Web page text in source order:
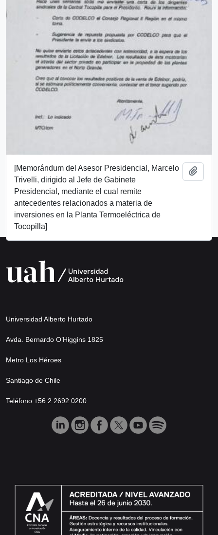
[Memorándum del Asesor Presidencial, Marcelo
Trivelli, dirigido al Jefe de Gabinete
Presidencial, mediante el cual remite
antecedentes relacionados a materia de
inversiones en la Planta Termoeléctrica de
Tocopilla]
Universidad Alberto Hurtado
Avda. Bernardo O’Higgins 1825
Metro Los Héroes
Santiago de Chile
Teléfono +56 2 2692 0200